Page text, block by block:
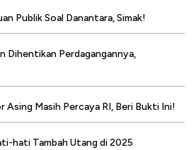
Publik Soal Danantara, Simak!
Dihentikan Perdagangannya,
Asing Masih Percaya RI, Beri Bukti Ini!
hati Tambah Utang di 2025